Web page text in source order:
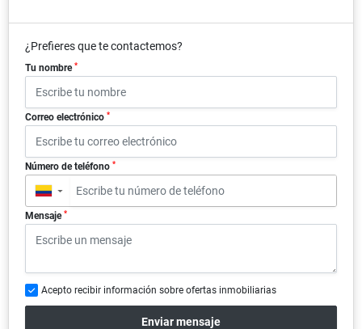
¿Prefieres que te contactemos?
Tu nombre *
Correo electrónico *
Número de teléfono *
▼
Mensaje *
Acepto recibir información sobre ofertas inmobiliarias
Enviar mensaje